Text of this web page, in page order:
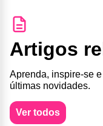
Artigos
Aprenda, inspire-se
últimas novidades.
Ver todos